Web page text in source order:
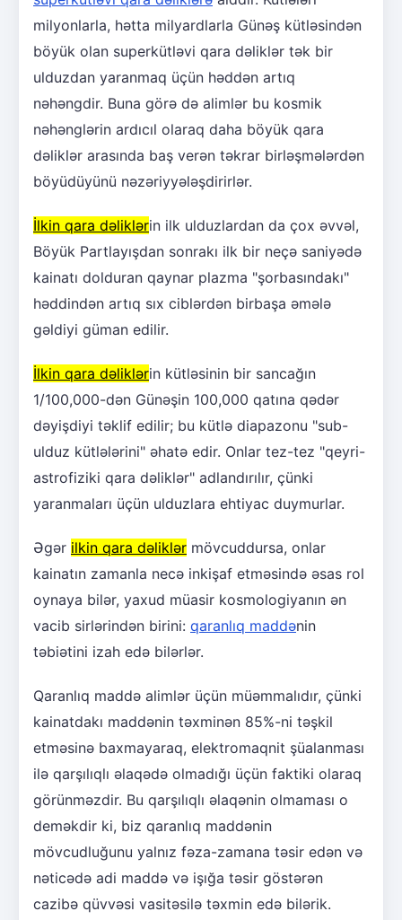
milyonlarla, hətta milyardlarla Günəş kütləsindən
böyük olan superkütləvi qara dəliklər tək bir
ulduzdan yaranmaq üçün həddən artıq
nəhəngdir. Buna görə də alimlər bu kosmik
nəhənglərin ardıcıl olaraq daha böyük qara
dəliklər arasında baş verən təkrar birləşmələrdən
böyüdüyünü nəzəriyyələşdirirlər.
İlkin qara dəliklərin ilk ulduzlardan da çox əvvəl,
Böyük Partlayışdan sonrakı ilk bir neçə saniyədə
kainatı dolduran qaynar plazma "şorbasındakı"
həddindən artıq sıx ciblərdən birbaşa əmələ
gəldiyi güman edilir.
İlkin qara dəliklərin kütləsinin bir sancağın
1/100,000-dən Günəşin 100,000 qatına qədər
dəyişdiyi təklif edilir; bu kütlə diapazonu "sub-
ulduz kütlələrini" əhatə edir. Onlar tez-tez "qeyri-
astrofiziki qara dəliklər" adlandırılır, çünki
yaranmaları üçün ulduzlara ehtiyac duymurlar.
Əgər ilkin qara dəliklər mövcuddursa, onlar
kainatın zamanla necə inkişaf etməsində əsas rol
oynaya bilər, yaxud müasir kosmologiyanın ən
vacib sirlərindən birini: qaranlıq maddənin
təbiətini izah edə bilərlər.
Qaranlıq maddə alimlər üçün müəmmalıdır, çünki
kainatdakı maddənin təxminən 85%-ni təşkil
etməsinə baxmayaraq, elektromaqnit şüalanması
ilə qarşılıqlı əlaqədə olmadığı üçün faktiki olaraq
görünməzdir. Bu qarşılıqlı əlaqənin olmaması o
deməkdir ki, biz qaranlıq maddənin
mövcudluğunu yalnız fəza-zamana təsir edən və
nəticədə adi maddə və işığa təsir göstərən
cazibə qüvvəsi vasitəsilə təxmin edə bilərik.